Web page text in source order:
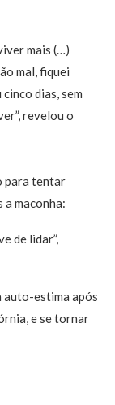
mais (…)
mal, fiquei
dias, sem
revelou o
para tentar
a maconha:
de lidar”,
auto-estima após
e se tornar